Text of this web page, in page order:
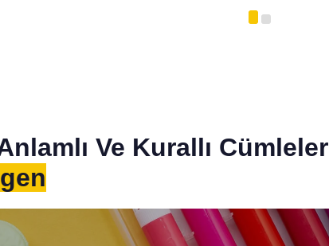
Ve Kurallı Cümleler